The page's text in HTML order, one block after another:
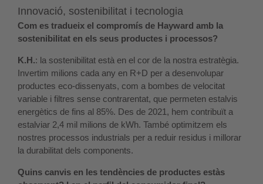
Innovació, sostenibilitat i tecnologia
Com es tradueix el compromís de Hayward amb la
sostenibilitat en els seus productes i processos?
K.H.: la sostenibilitat està en el cor de la nostra estratègia.
Invertim milions cada any en R+D per a desenvolupar
productes eco-dissenyats, com a bombes de velocitat
variable i filtres sense contrarentat, que permeten estalvis
energètics de fins al 85%. Des de 2021, hem contribuït a
estalviar 2,4 mil milions de kWh. També optimitzem els
nostres processos industrials per a reduir residus i millorar
la durabilitat dels components.
Quins canvis en les tendències de productes estàs